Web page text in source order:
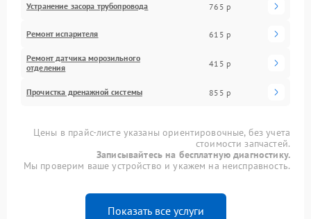
Устранение засора трубопровода 765 р
Ремонт испарителя 615 р
Ремонт датчика морозильного
отделения
415 р
Прочистка дренажной системы 855 р
Цены в прайс-листе указаны ориентировочные, без учета
стоимости запчастей.
Записывайтесь на бесплатную диагностику.
Мы проверим ваше устройство и укажем на неисправность.
Показать все услуги